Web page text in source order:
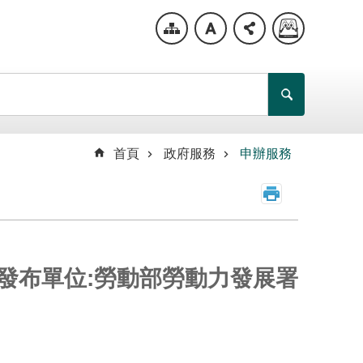
首頁 政府服務 申辦服務
布單位:勞動部勞動力發展署